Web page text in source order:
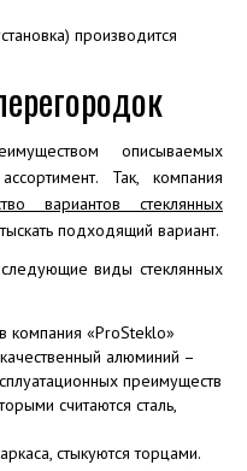
производится
описываемых
Так, компания
вариантов стеклянных
подходящий вариант.
виды стеклянных
компания «ProSteklo»
алюминий –
преимуществ
считаются сталь,
стыкуются торцами.